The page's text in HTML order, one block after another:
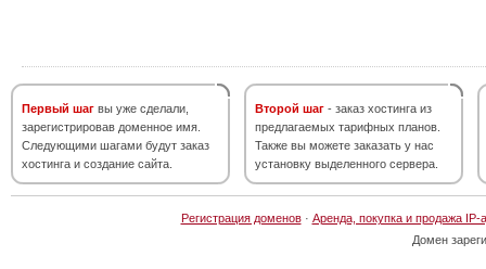
Первый шаг вы уже сделали,
зарегистрировав доменное имя.
Следующими шагами будут заказ
хостинга и создание сайта.
Второй шаг - заказ хостинга из
предлагаемых тарифных планов.
Также вы можете заказать у нас
установку выделенного сервера.
Регистрация доменов· Аренда, покупка и продажа IP-
Домен